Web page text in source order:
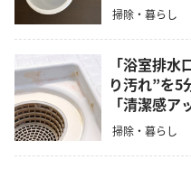
掃除・暮らし
「浴室排
り汚れ”を5
「清潔感ア
掃除・暮らし